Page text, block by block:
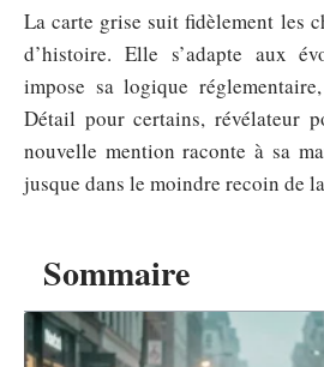
Sommaire
La carte grise suit fidèlement les
d’histoire. Elle s’adapte aux
impose sa logique
Détail pour certains, révélateur
nouvelle mention raconte à sa
jusque dans le moindre recoin de